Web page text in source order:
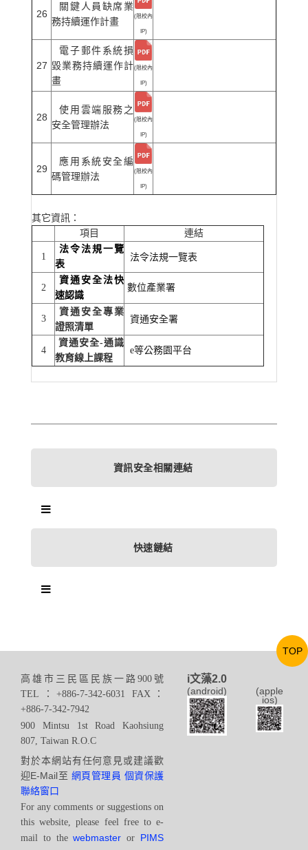
26
關鍵人員缺席業
務持續運作計畫
(限校內
IP)
27
電子郵件系統損
毀業務持續運作計
畫
(限校內
IP)
28
使用雲端服務之
安全管理辦法
(限校內
IP)
29
應用系統安全編
碼管理辦法
(限校內
IP)
其它資訊：
項目 連結
1
法令法規一覽
表
法令法規一覽表
2
資通安全法快
速認識
數位產業署
3
資通安全專業
證照清單
資通安全署
4
資通安全-通識
教育線上課程
e等公務園平台
資訊安全相關連結
快速鏈結
高雄市三民區民族一路900號
TEL：+886-7-342-6031 FAX：
+886-7-342-7942
900 Mintsu 1st Road Kaohsiung
807, Taiwan R.O.C
對於本網站有任何意見或建議歡
迎E-Mail至 網頁管理員 個資保護
聯絡窗口
For any comments or suggestions on
this website, please feel free to e-
mail to thewebmaster or PIMS
i文藻2.0
(android)
(apple
ios)
TOP